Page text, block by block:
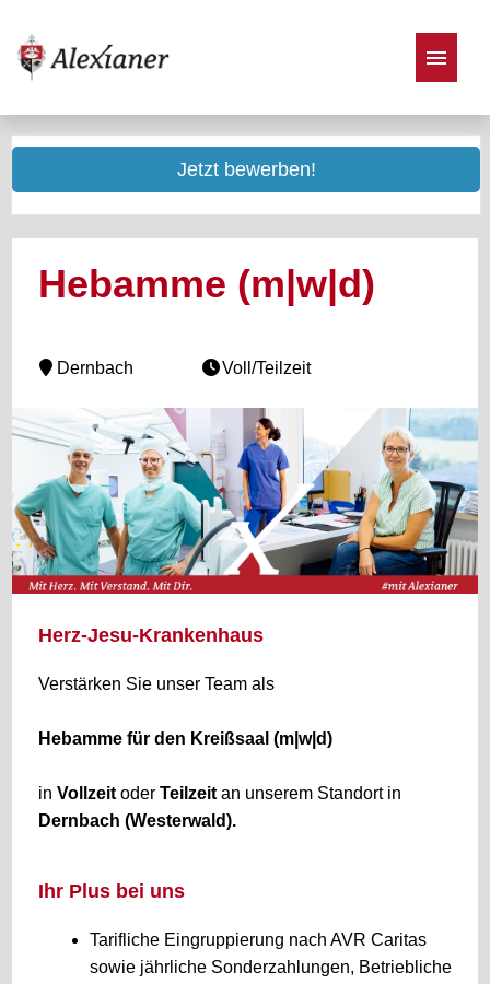
Stellenangebote
Jetzt bewerben!
Hebamme (m|w|d)
Dernbach Voll/Teilzeit
Herz-Jesu-Krankenhaus
Verstärken Sie unser Team als
Hebamme für den Kreißsaal (m|w|d)
in Vollzeit oder Teilzeit an unserem Standort in
Dernbach (Westerwald).
Ihr Plus bei uns
Tarifliche Eingruppierung nach AVR Caritas
sowie jährliche Sonderzahlungen, Betriebliche